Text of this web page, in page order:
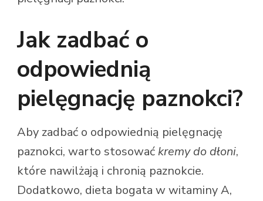
Jak zadbać o
odpowiednią
pielęgnację paznokci?
Aby zadbać o odpowiednią pielęgnację
paznokci, warto stosowaćkremy do dłoni,
które nawilżają i chronią paznokcie.
Dodatkowo, dieta bogata w witaminy A,